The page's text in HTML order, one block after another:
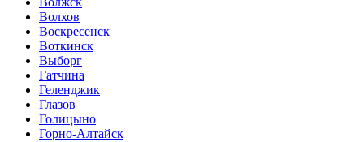
Волхов
Воскресенск
Воткинск
Выборг
Гатчина
Геленджик
Глазов
Голицыно
Горно-Алтайск